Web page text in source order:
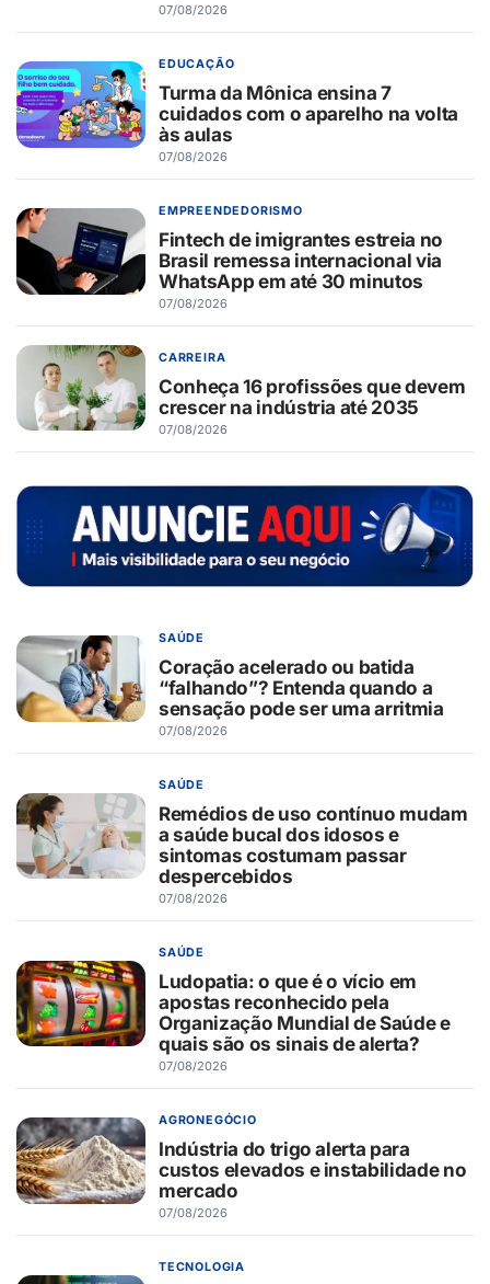
07/08/2026
EDUCAÇÃO
Turma da Mônica ensina 7
cuidados com o aparelho na volta
às aulas
07/08/2026
EMPREENDEDORISMO
Fintech de imigrantes estreia no
Brasil remessa internacional via
WhatsApp em até 30 minutos
07/08/2026
CARREIRA
Conheça 16 profissões que devem
crescer na indústria até 2035
07/08/2026
SAÚDE
Coração acelerado ou batida
“falhando”? Entenda quando a
sensação pode ser uma arritmia
07/08/2026
SAÚDE
Remédios de uso contínuo mudam
a saúde bucal dos idosos e
sintomas costumam passar
despercebidos
07/08/2026
SAÚDE
Ludopatia: o que é o vício em
apostas reconhecido pela
Organização Mundial de Saúde e
quais são os sinais de alerta?
07/08/2026
AGRONEGÓCIO
Indústria do trigo alerta para
custos elevados e instabilidade no
mercado
07/08/2026
TECNOLOGIA